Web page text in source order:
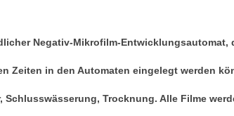
Negativ-Mikrofilm-Entwicklungsautomat,
Zeiten in den Automaten eingelegt werden
Trocknung. Alle Filme